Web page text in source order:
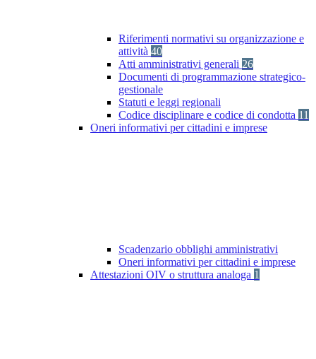
Riferimenti normativi su organizzazione e
attività 40
Atti amministrativi generali 26
Documenti di programmazione strategico-
gestionale
Statuti e leggi regionali
Codice disciplinare e codice di condotta 11
Oneri informativi per cittadini e imprese
Scadenzario obblighi amministrativi
Oneri informativi per cittadini e imprese
Attestazioni OIV o struttura analoga 1